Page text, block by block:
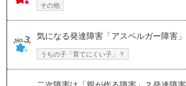
その他
気になる発達障害「アスペルガー障害
うちの子「育てにくい子」？